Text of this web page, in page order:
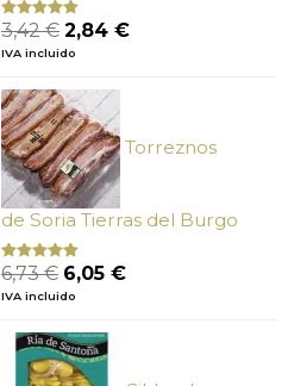
Valorado
con
de 5
3,42€ El
precio
era:
3,42 €.
2,84 €El
IVA incluido
Torreznos
de Soria Tierras del Burgo
Valorado
con
de
5
6,73€ El
precio
era:
6,73 €.
6,05 €El
IVA incluido